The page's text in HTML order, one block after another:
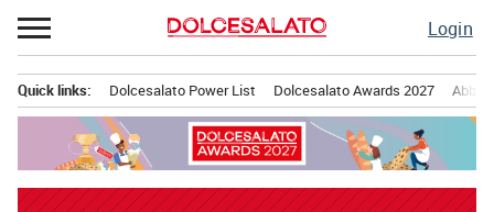
Passa
al
Login
principale
Quick links: Dolcesalato Power List Dolcesalato Awards 2027